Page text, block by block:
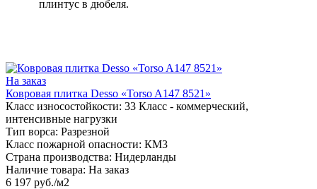
плинтус в дюбеля.
На заказ
Ковровая плитка Desso «Torso A147 8521»
Класс износостойкости: 33 Класс - коммерческий,
интенсивные нагрузки
Тип ворса: Разрезной
Класс пожарной опасности: КМ3
Страна производства: Нидерланды
Наличие товара: На заказ
6 197 руб./м2